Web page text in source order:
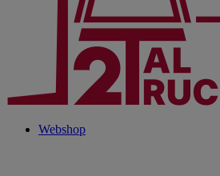
Webshop